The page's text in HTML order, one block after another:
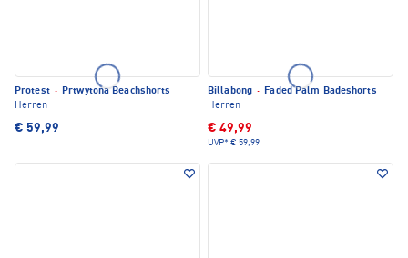
Protest · Prtwytona Beachshorts
Herren
€ 59,99
Billabong · Faded Palm Badeshorts
Herren
€ 49,99
UVP* € 59,99